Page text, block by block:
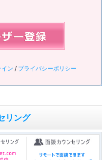
ン / プライバシーポリシー
リング